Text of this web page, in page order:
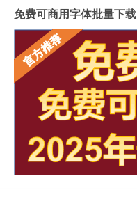
免费可商用字体批量下载